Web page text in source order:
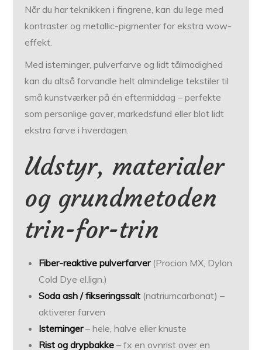
Når du har teknikken i fingrene, kan du lege med
kontraster og metallic-pigmenter for ekstra wow-
effekt.
Med isterninger, pulverfarve og lidt tålmodighed
kan du altså forvandle helt almindelige tekstiler til
små kunstværker på én eftermiddag – perfekte
som personlige gaver, markedsfund eller blot lidt
ekstra farve i hverdagen.
Udstyr, materialer
og grundmetoden
trin-for-trin
Fiber-reaktive pulverfarver(Procion MX, Dylon
Cold Dye el.lign.)
Soda ash / fikseringssalt (natriumcarbonat) –
aktiverer farven
Isterninger– hele, halve eller knuste
Rist og drypbakke – fx en ovnrist over en